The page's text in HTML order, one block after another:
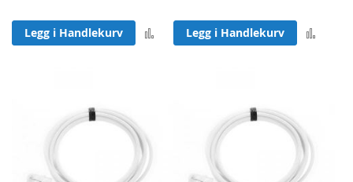
Legg i Handlekurv Legg til sammenligning
Legg i Handlekurv